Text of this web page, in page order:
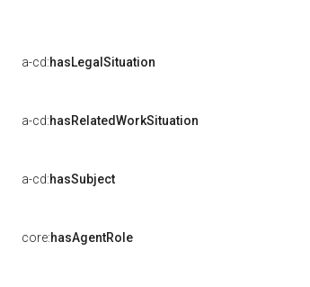
a-cd:hasLegalSituation
a-cd:hasRelatedWorkSituation
a-cd:hasSubject
core:hasAgentRole